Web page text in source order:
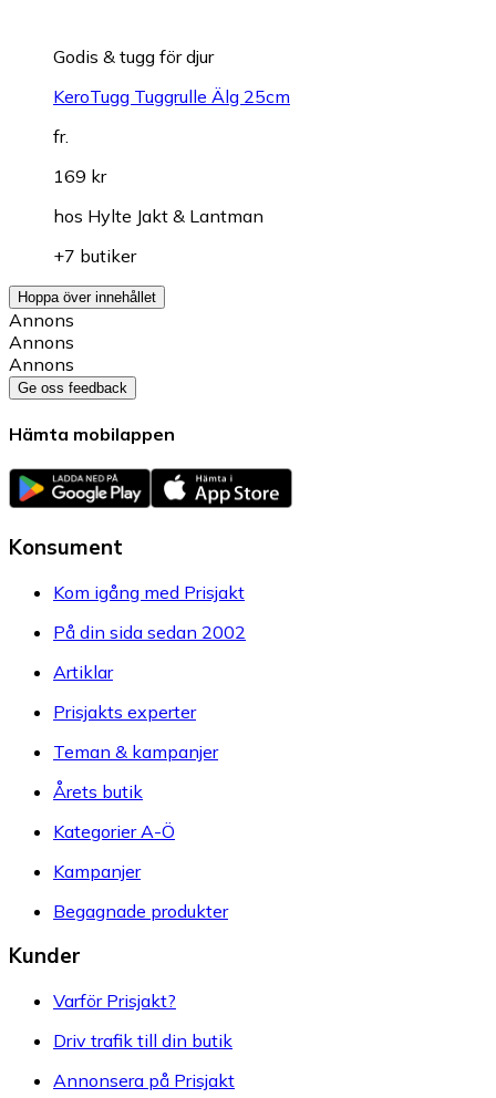
Godis & tugg för djur
KeroTugg Tuggrulle Älg 25cm
fr.
169 kr
hos Hylte Jakt & Lantman
+7 butiker
Hoppa över innehållet
Annons
Annons
Annons
Ge oss feedback
Hämta mobilappen
Konsument
Kom igång med Prisjakt
På din sida sedan 2002
Artiklar
Prisjakts experter
Teman & kampanjer
Årets butik
Kategorier A-Ö
Kampanjer
Begagnade produkter
Kunder
Varför Prisjakt?
Driv trafik till din butik
Annonsera på Prisjakt